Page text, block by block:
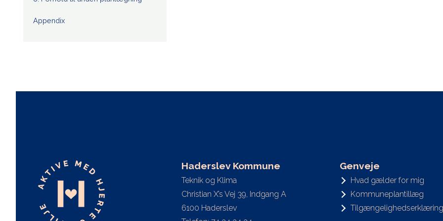
Appendix
Haderslev Kommune
Teknik og Klima
Christian X’s Vej 39, Indgang A
6100 Haderslev
Genveje
Hvad gælder for mig
Kommuneplantillæg
Tilgængelighedserklæring